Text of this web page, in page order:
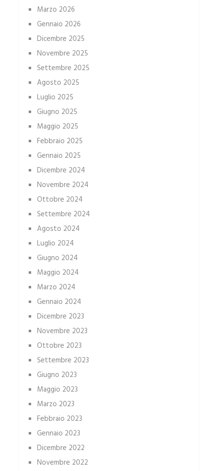
Marzo 2026
Gennaio 2026
Dicembre 2025
Novembre 2025
Settembre 2025
Agosto 2025
Luglio 2025
Giugno 2025
Maggio 2025
Febbraio 2025
Gennaio 2025
Dicembre 2024
Novembre 2024
Ottobre 2024
Settembre 2024
Agosto 2024
Luglio 2024
Giugno 2024
Maggio 2024
Marzo 2024
Gennaio 2024
Dicembre 2023
Novembre 2023
Ottobre 2023
Settembre 2023
Giugno 2023
Maggio 2023
Marzo 2023
Febbraio 2023
Gennaio 2023
Dicembre 2022
Novembre 2022